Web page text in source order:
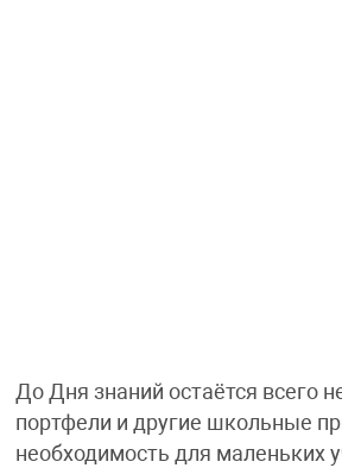
До Дня знаний остаётся всего
портфели и другие школьные
необходимость для маленьких